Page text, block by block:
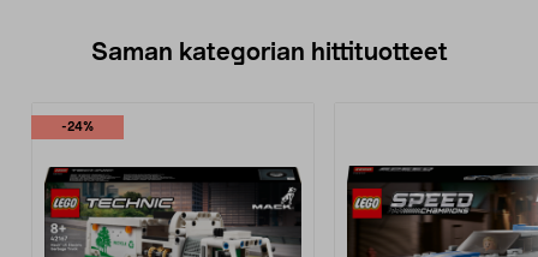
Saman kategorian hittituotteet
-24%